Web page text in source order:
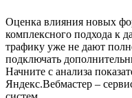
Оценка влияния новых
комплексного подхода к
трафику уже не дают
подключать
Начните с анализа
Яндекс.Вебмастер –